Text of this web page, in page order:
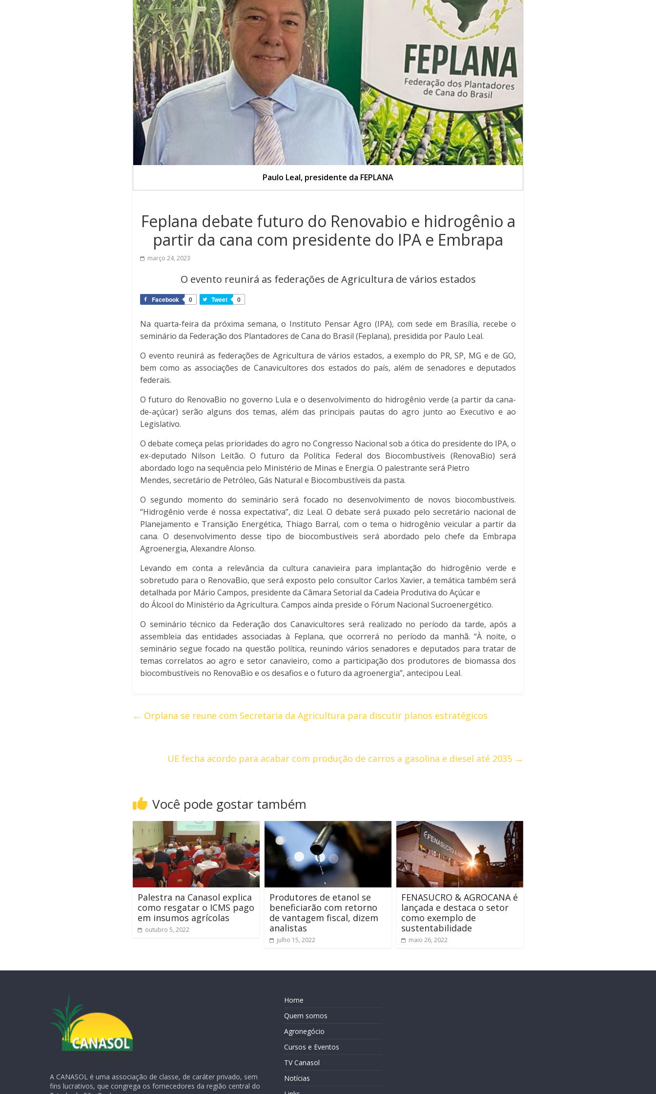
Paulo Leal, presidente da FEPLANA
Feplana debate futuro do Renovabio e hidrogênio a
partir da cana com presidente do IPA e Embrapa
março 24, 2023
O evento reunirá as federações de Agricultura de vários estados
Facebook 0 Tweet 0
Na quarta-feira da próxima semana, o Instituto Pensar Agro (IPA), com sede em Brasília, recebe o
seminário da Federação dos Plantadores de Cana do Brasil (Feplana), presidida por Paulo Leal.
O evento reunirá as federações de Agricultura de vários estados, a exemplo do PR, SP, MG e de GO,
bem como as associações de Canavicultores dos estados do país, além de senadores e deputados
federais.
O futuro do RenovaBio no governo Lula e o desenvolvimento do hidrogênio verde (a partir da cana-
de-açúcar) serão alguns dos temas, além das principais pautas do agro junto ao Executivo e ao
Legislativo.
O debate começa pelas prioridades do agro no Congresso Nacional sob a ótica do presidente do IPA, o
ex-deputado Nilson Leitão. O futuro da Política Federal dos Biocombustíveis (RenovaBio) será
abordado logo na sequência pelo Ministério de Minas e Energia. O palestrante será Pietro
Mendes, secretário de Petróleo, Gás Natural e Biocombustíveis da pasta.
O segundo momento do seminário será focado no desenvolvimento de novos biocombustíveis.
“Hidrogênio verde é nossa expectativa”, diz Leal. O debate será puxado pelo secretário nacional de
Planejamento e Transição Energética, Thiago Barral, com o tema o hidrogênio veicular a partir da
cana. O desenvolvimento desse tipo de biocombustíveis será abordado pelo chefe da Embrapa
Agroenergia, Alexandre Alonso.
Levando em conta a relevância da cultura canavieira para implantação do hidrogênio verde e
sobretudo para o RenovaBio, que será exposto pelo consultor Carlos Xavier, a temática também será
detalhada por Mário Campos, presidente da Câmara Setorial da Cadeia Produtiva do Açúcar e
do Álcool do Ministério da Agricultura. Campos ainda preside o Fórum Nacional Sucroenergético.
O seminário técnico da Federação dos Canavicultores será realizado no período da tarde, após a
assembleia das entidades associadas à Feplana, que ocorrerá no período da manhã. “À noite, o
seminário segue focado na questão política, reunindo vários senadores e deputados para tratar de
temas correlatos ao agro e setor canavieiro, como a participação dos produtores de biomassa dos
biocombustíveis no RenovaBio e os desafios e o futuro da agroenergia”, antecipou Leal.
← Orplana se reune com Secretaria da Agricultura para discutir planos estratégicos
UE fecha acordo para acabar com produção de carros a gasolina e diesel até 2035 →
Você pode gostar também
Palestra na Canasol explica
como resgatar o ICMS pago
em insumos agrícolas
outubro 5, 2022
Produtores de etanol se
beneficiarão com retorno
de vantagem fiscal, dizem
analistas
julho 15, 2022
FENASUCRO & AGROCANA é
lançada e destaca o setor
como exemplo de
sustentabilidade
maio 26, 2022
A CANASOL é uma associação de classe, de caráter privado, sem
fins lucrativos, que congrega os fornecedores da região central do
Home
Quem somos
Agronegócio
Cursos e Eventos
TV Canasol
Notícias